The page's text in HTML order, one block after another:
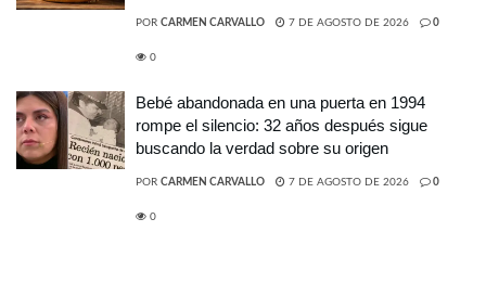
POR CARMEN CARVALLO 7 DE AGOSTO DE 2026 0
0
Bebé abandonada en una puerta en 1994
rompe el silencio: 32 años después sigue
buscando la verdad sobre su origen
POR CARMEN CARVALLO 7 DE AGOSTO DE 2026 0
0